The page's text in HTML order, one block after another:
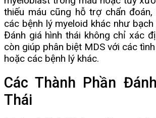
thiếu máu cũng hỗ trợ chẩn
các bệnh lý myeloid khác như
Đánh giá hình thái không chỉ xác
còn giúp phân biệt MDS với các
hoặc các bệnh lý khác.
Các Thành Phần
Thái